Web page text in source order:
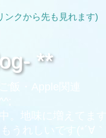
ンクから先も見れます)
**
飯・Apple関連
。地味に増えてま
うれしいです(*´∀